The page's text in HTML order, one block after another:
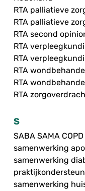
RTA palliatieve
RTA palliatieve
RTA second
RTA
RTA
RTA
RTA
RTA
S
SABA SAMA
samenwerking
samenwerking
samenwerking